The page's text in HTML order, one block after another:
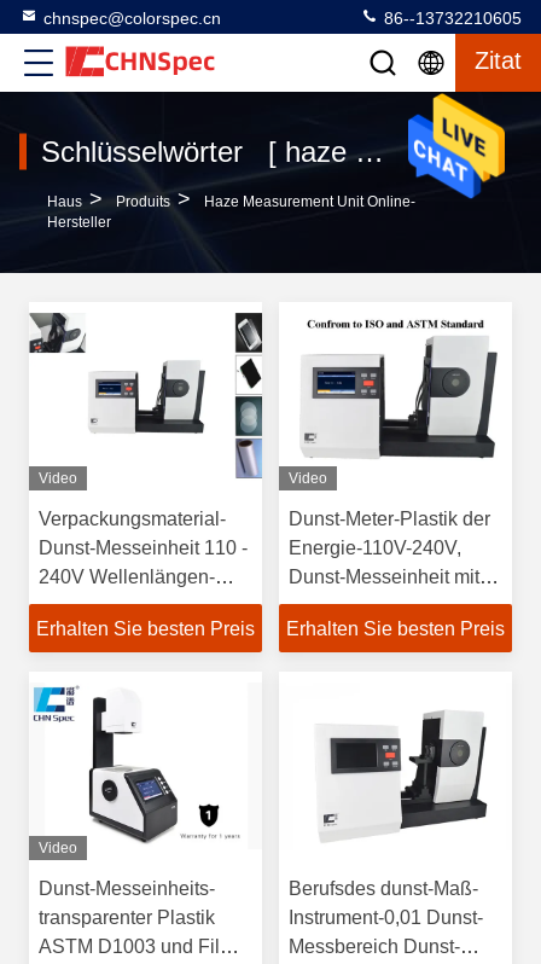
chnspec@colorspec.cn 86--13732210605
Zitat
Schlüsselwörter [ haze measurement unit ] Passen 69 produits
Haus > Produits >
Haze Measurement Unit Online-
Hersteller
Video
Verpackungsmaterial-
Dunst-Messeinheit 110 -
240V Wellenlängen-
Abstand der Energie-
10nm
Erhalten Sie besten Preis
Video
Dunst-Meter-Plastik der
Energie-110V-240V,
Dunst-Messeinheit mit
freier PC Software
Erhalten Sie besten Preis
Video
Dunst-Messeinheits-
transparenter Plastik
ASTM D1003 und Film-
Berufsdes dunst-Maß-
Instrument-0,01 Dunst-
Messbereich Dunst-